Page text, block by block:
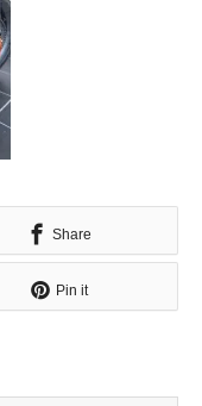
Share
Pin it